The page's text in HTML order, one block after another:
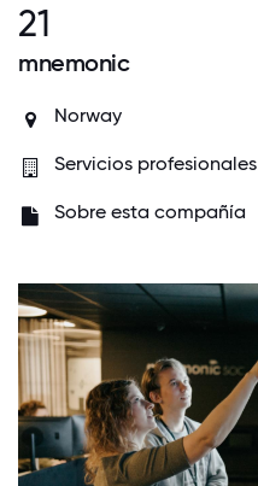
21
mnemonic
Norway
Servicios profesionales
Sobre esta compañía